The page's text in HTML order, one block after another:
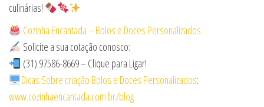
culinárias!
Cozinha Encantada – Bolos e Doces Personalizados
Solicite a sua cotação conosco:
(31) 97586-8669 – Clique para Ligar!
Dicas Sobre criação Bolos e Doces Personalizados:
www.cozinhaencantada.com.br/blog